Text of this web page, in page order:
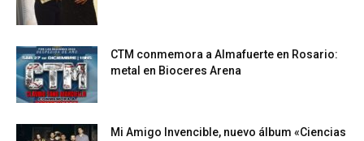
CTM conmemora a Almafuerte en Rosario:
metal en Bioceres Arena
Mi Amigo Invencible, nuevo álbum «Ciencias